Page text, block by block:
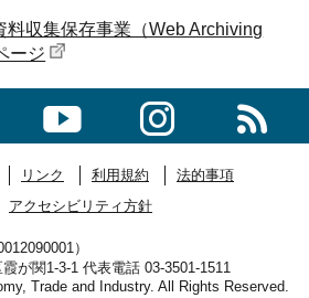
料収集保存事業（Web Archiving
ージ
リンク 利用規約
法的事項
アクセシビリティ方針
）
が関1-3-1 代表電話 03-3501-1511
Trade and Industry. All Rights Reserved.